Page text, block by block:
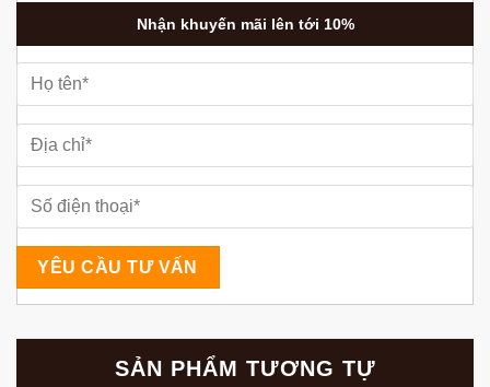
Nhận khuyến mãi lên tới 10%
SẢN PHẨM TƯƠNG TỰ